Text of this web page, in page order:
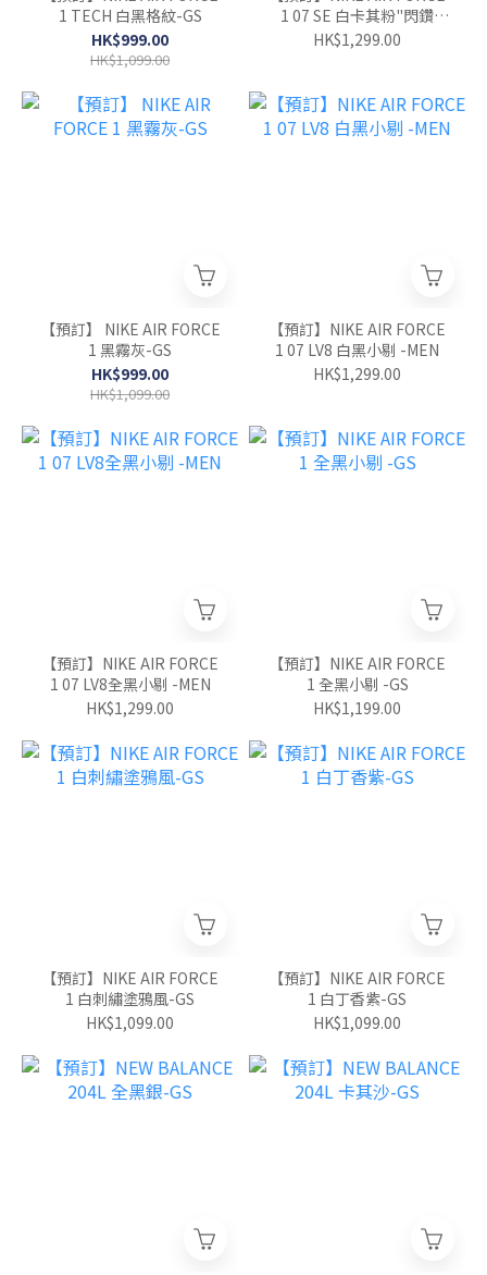
1 TECH 白黑格紋-GS
HK$999.00
HK$1,099.00
1 07 SE 白卡其粉"閃鑽
AF1" -WOMEN
HK$1,299.00
【預訂】 NIKE AIR FORCE
1 黑霧灰-GS
HK$999.00
HK$1,099.00
【預訂】NIKE AIR FORCE
1 07 LV8 白黑小剔 -MEN
HK$1,299.00
【預訂】NIKE AIR FORCE
1 07 LV8全黑小剔 -MEN
HK$1,299.00
【預訂】NIKE AIR FORCE
1 全黑小剔 -GS
HK$1,199.00
【預訂】NIKE AIR FORCE
1 白刺繡塗鴉風-GS
HK$1,099.00
【預訂】NIKE AIR FORCE
1 白丁香紫-GS
HK$1,099.00